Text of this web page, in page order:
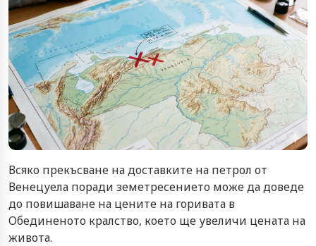
Всяко прекъсване на доставките на петрол от
Венецуела поради земетресението може да доведе
до повишаване на цените на горивата в
Обединеното кралство, което ще увеличи цената на
живота.